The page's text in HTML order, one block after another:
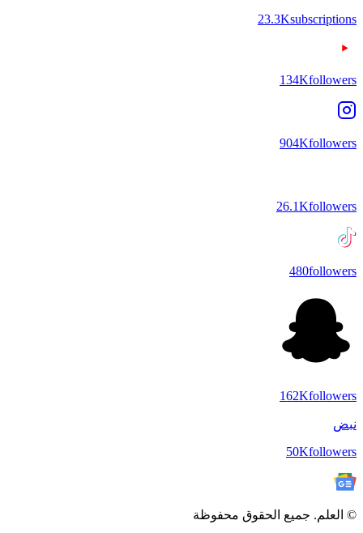
23.3Ksubscriptions
134Kfollowers
904Kfollowers
26.1Kfollowers
480followers
162Kfollowers
نبض
50Kfollowers
© العلم. جميع الحقوق محفوظة